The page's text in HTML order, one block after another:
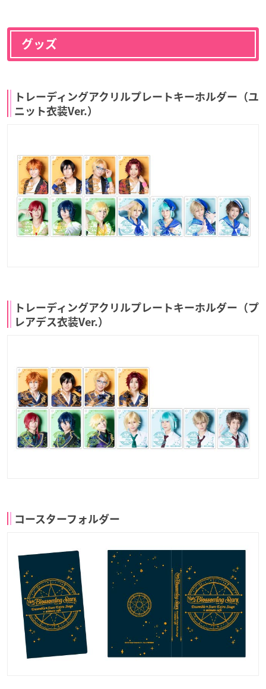
グッズ
トレーディングアクリルプレートキーホルダー（ユ
ニット衣装Ver.）
トレーディングアクリルプレートキーホルダー（プ
レアデス衣装Ver.）
コースターフォルダー